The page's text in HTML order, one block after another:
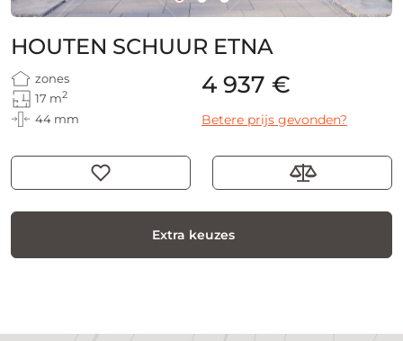
HOUTEN SCHUUR ETNA
zones
17 m2
44 mm
4 937 €
Betere prijs gevonden?
Extra keuzes